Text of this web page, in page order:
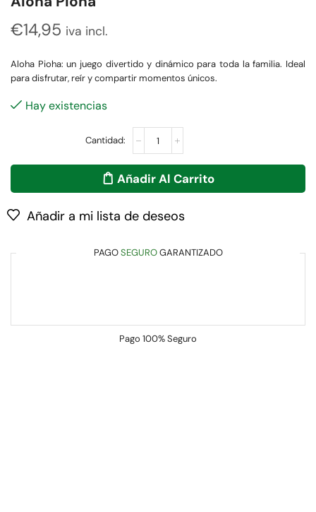
€14,95 iva incl.
Aloha Pioha: un juego divertido y dinámico para toda la familia. Ideal
para disfrutar, reír y compartir momentos únicos.
Hay existencias
Añadir Al Carrito
Añadir a mi lista de deseos
PAGOSEGUROGARANTIZADO
Pago 100% Seguro